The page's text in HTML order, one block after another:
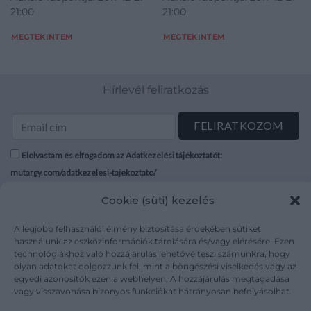
Cookie (süti) kezelés
A legjobb felhasználói élmény biztosítása érdekében sütiket
használunk az eszközinformációk tárolására és/vagy elérésére. Ezen
technológiákhoz való hozzájárulás lehetővé teszi számunkra, hogy
olyan adatokat dolgozzunk fel, mint a böngészési viselkedés vagy az
egyedi azonosítók ezen a webhelyen. A hozzájárulás megtagadása
vagy visszavonása bizonyos funkciókat hátrányosan befolyásolhat.
21:00
MEGTEKINTEM
21:00
MEGTEKINTEM
Hírlevél feliratkozás
Elolvastam és elfogadom az Adatkezelési tájékoztatót:
mutargy.com/adatkezelesi-tajekoztato/
Médiaajánlat
Karrier
Kapcsolat
Áraink
ÁSZF
Adatvédelem
Impresszum